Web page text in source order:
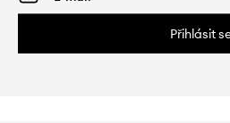
Přihlásit